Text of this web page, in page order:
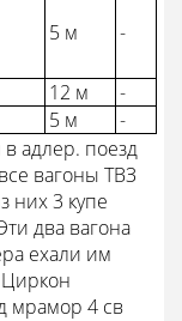
5 м -
12 м
-
5 м
-
адлер. поезд
вагоны ТВЗ
них 3 купе
два вагона
ехали им
Циркон
мрамор 4 св